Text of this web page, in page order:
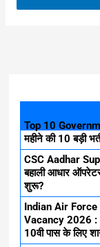
Top 10
महीने की 10 बड़ी
CSC Aadhar
बहाली आधार
शुरू?
Indian Air
Vacancy 2026 :
10वी पास के लिए